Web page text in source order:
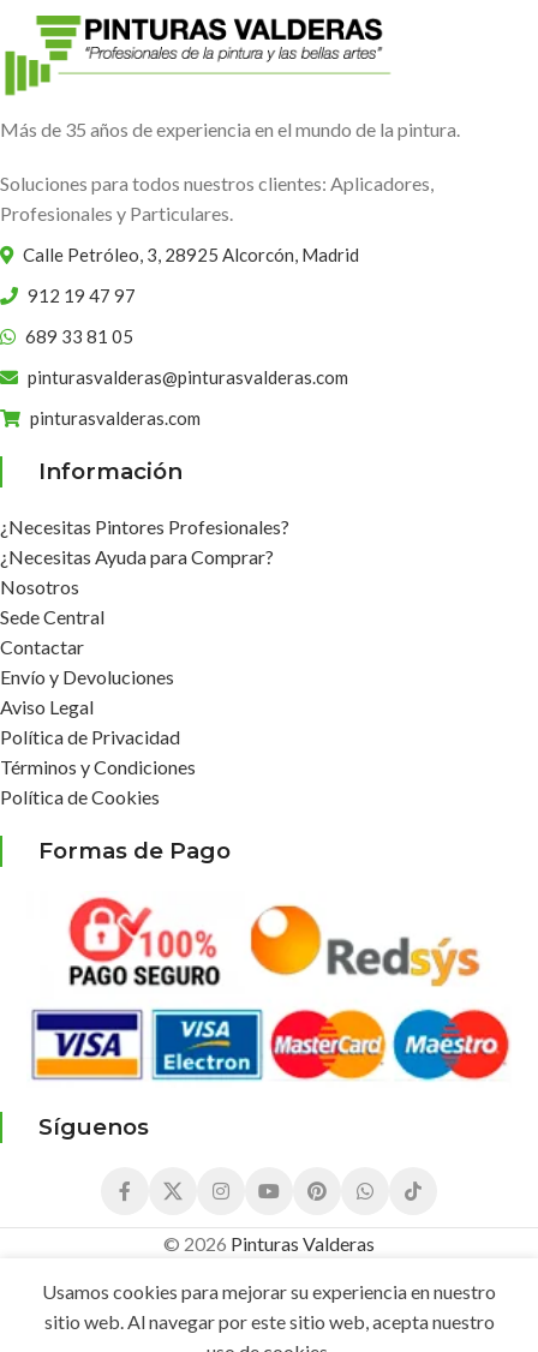
Más de 35 años de experiencia en el mundo de la pintura.
Soluciones para todos nuestros clientes: Aplicadores,
Profesionales y Particulares.
Calle Petróleo, 3, 28925 Alcorcón, Madrid
912 19 47 97
689 33 81 05
pinturasvalderas@pinturasvalderas.com
pinturasvalderas.com
Información
¿Necesitas Pintores Profesionales?
¿Necesitas Ayuda para Comprar?
Nosotros
Sede Central
Contactar
Envío y Devoluciones
Aviso Legal
Política de Privacidad
Términos y Condiciones
Política de Cookies
Formas de Pago
Síguenos
© 2026 Pinturas Valderas
Usamos cookies para mejorar su experiencia en nuestro
sitio web. Al navegar por este sitio web, acepta nuestro
Cortador
Plástico
1,30€
Incluido
¡Compra este producto Ahora y
AÑADIR AL